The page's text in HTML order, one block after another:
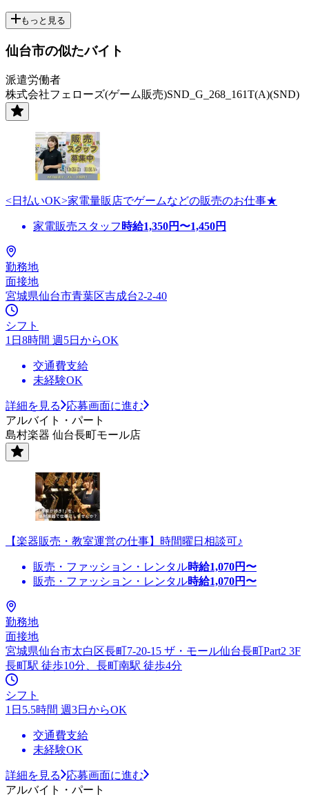
もっと見る
仙台市の似たバイト
派遣労働者
株式会社フェローズ(ゲーム販売)SND_G_268_161T(A)(SND)
<日払いOK>家電量販店でゲームなどの販売のお仕事★
家電販売スタッフ 時給1,350円〜1,450円
勤務地
面接地
宮城県仙台市青葉区吉成台2-2-40
シフト
1日8時間 週5日からOK
交通費支給
未経験OK
詳細を見る
応募画面に進む
アルバイト・パート
島村楽器 仙台長町モール店
【楽器販売・教室運営の仕事】時間曜日相談可♪
販売・ファッション・レンタル時給1,070円〜
販売・ファッション・レンタル時給1,070円〜
勤務地
面接地
宮城県仙台市太白区長町7-20-15 ザ・モール仙台長町Part2 3F
長町駅 徒歩10分、長町南駅 徒歩4分
シフト
1日5.5時間 週3日からOK
交通費支給
未経験OK
詳細を見る
応募画面に進む
アルバイト・パート